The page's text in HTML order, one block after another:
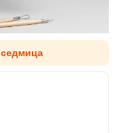
седмица